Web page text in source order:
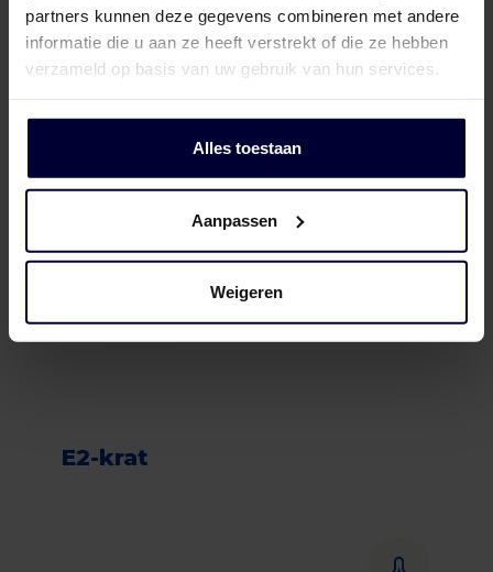
partners kunnen deze gegevens combineren met andere
informatie die u aan ze heeft verstrekt of die ze hebben
verzameld op basis van uw gebruik van hun services.
Alles toestaan
Aanpassen
Weigeren
E2-krat